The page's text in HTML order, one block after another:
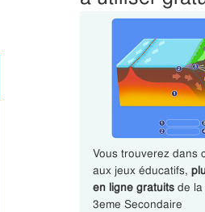
Vous trouverez dans
aux jeux éducatifs,
en ligne gratuitsde la
3eme Secondaire